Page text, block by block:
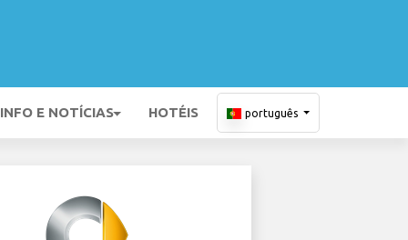
INFO E NOTÍCIAS HOTÉIS português